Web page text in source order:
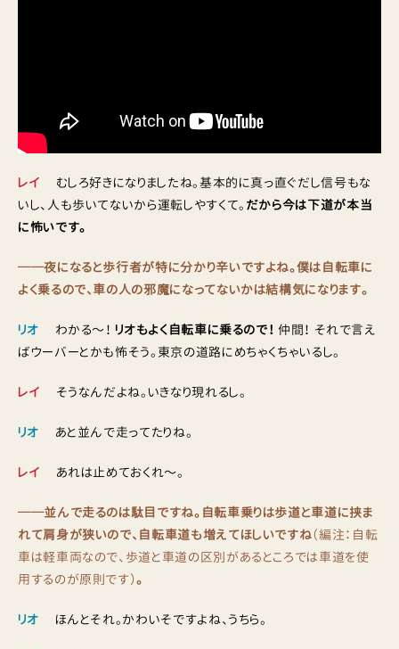
レイ むしろ好きになりましたね。基本的に真っ直ぐだし信号もな
いし、人も歩いてないから運転しやすくて。 だから今は下道が本当
に怖いです。
──夜になると歩行者が特に分かり辛いですよね。僕は自転車に
よく乗るので、車の人の邪魔になってないかは結構気になります。
リオ わかる〜！ リオもよく自転車に乗るので！ 仲間！ それで言え
ばウーバーとかも怖そう。東京の道路にめちゃくちゃいるし。
レイ そうなんだよね。いきなり現れるし。
リオ あと並んで走ってたりね。
レイ あれは止めておくれ〜。
──並んで走るのは駄目ですね。自転車乗りは歩道と車道に挟ま
れて肩身が狭いので、自転車道も増えてほしいですね（編注：自転
車は軽車両なので、歩道と車道の区別があるところでは車道を使
用するのが原則です）。
リオ ほんとそれ。かわいそですよね、うちら。